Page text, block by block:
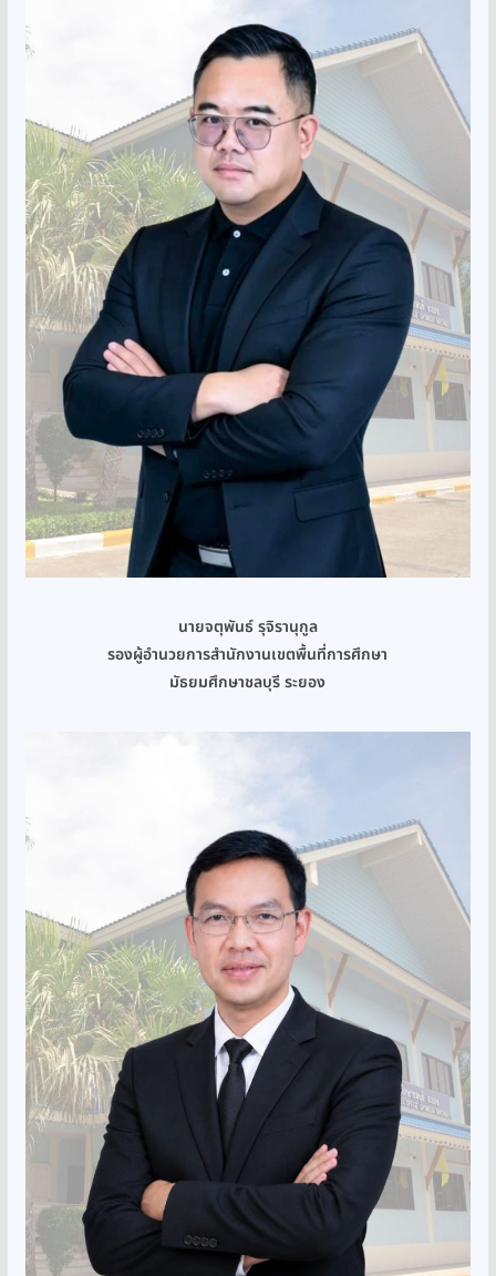
นายจตุพันธ์ รุจิรานุกูล
รองผู้อำนวยการสำนักงานเขตพื้นที่การศึกษา
มัธยมศึกษาชลบุรี ระยอง